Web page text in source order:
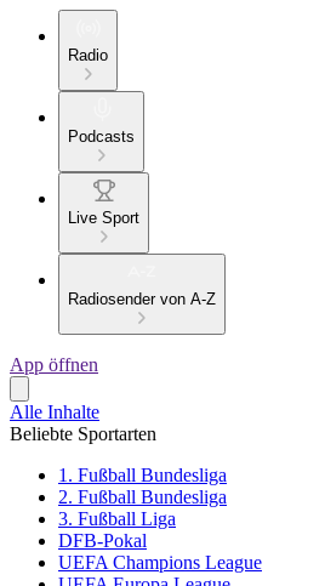
Radio
Podcasts
Live Sport
Radiosender von A-Z
App öffnen
Alle Inhalte
Beliebte Sportarten
1. Fußball Bundesliga
2. Fußball Bundesliga
3. Fußball Liga
DFB-Pokal
UEFA Champions League